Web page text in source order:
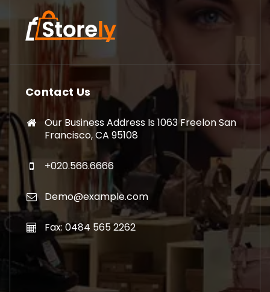
Contact Us
Our Business Address Is 1063 Freelon San
Francisco, CA 95108
+020.566.6666
Demo@example.com
Fax: 0484 565 2262